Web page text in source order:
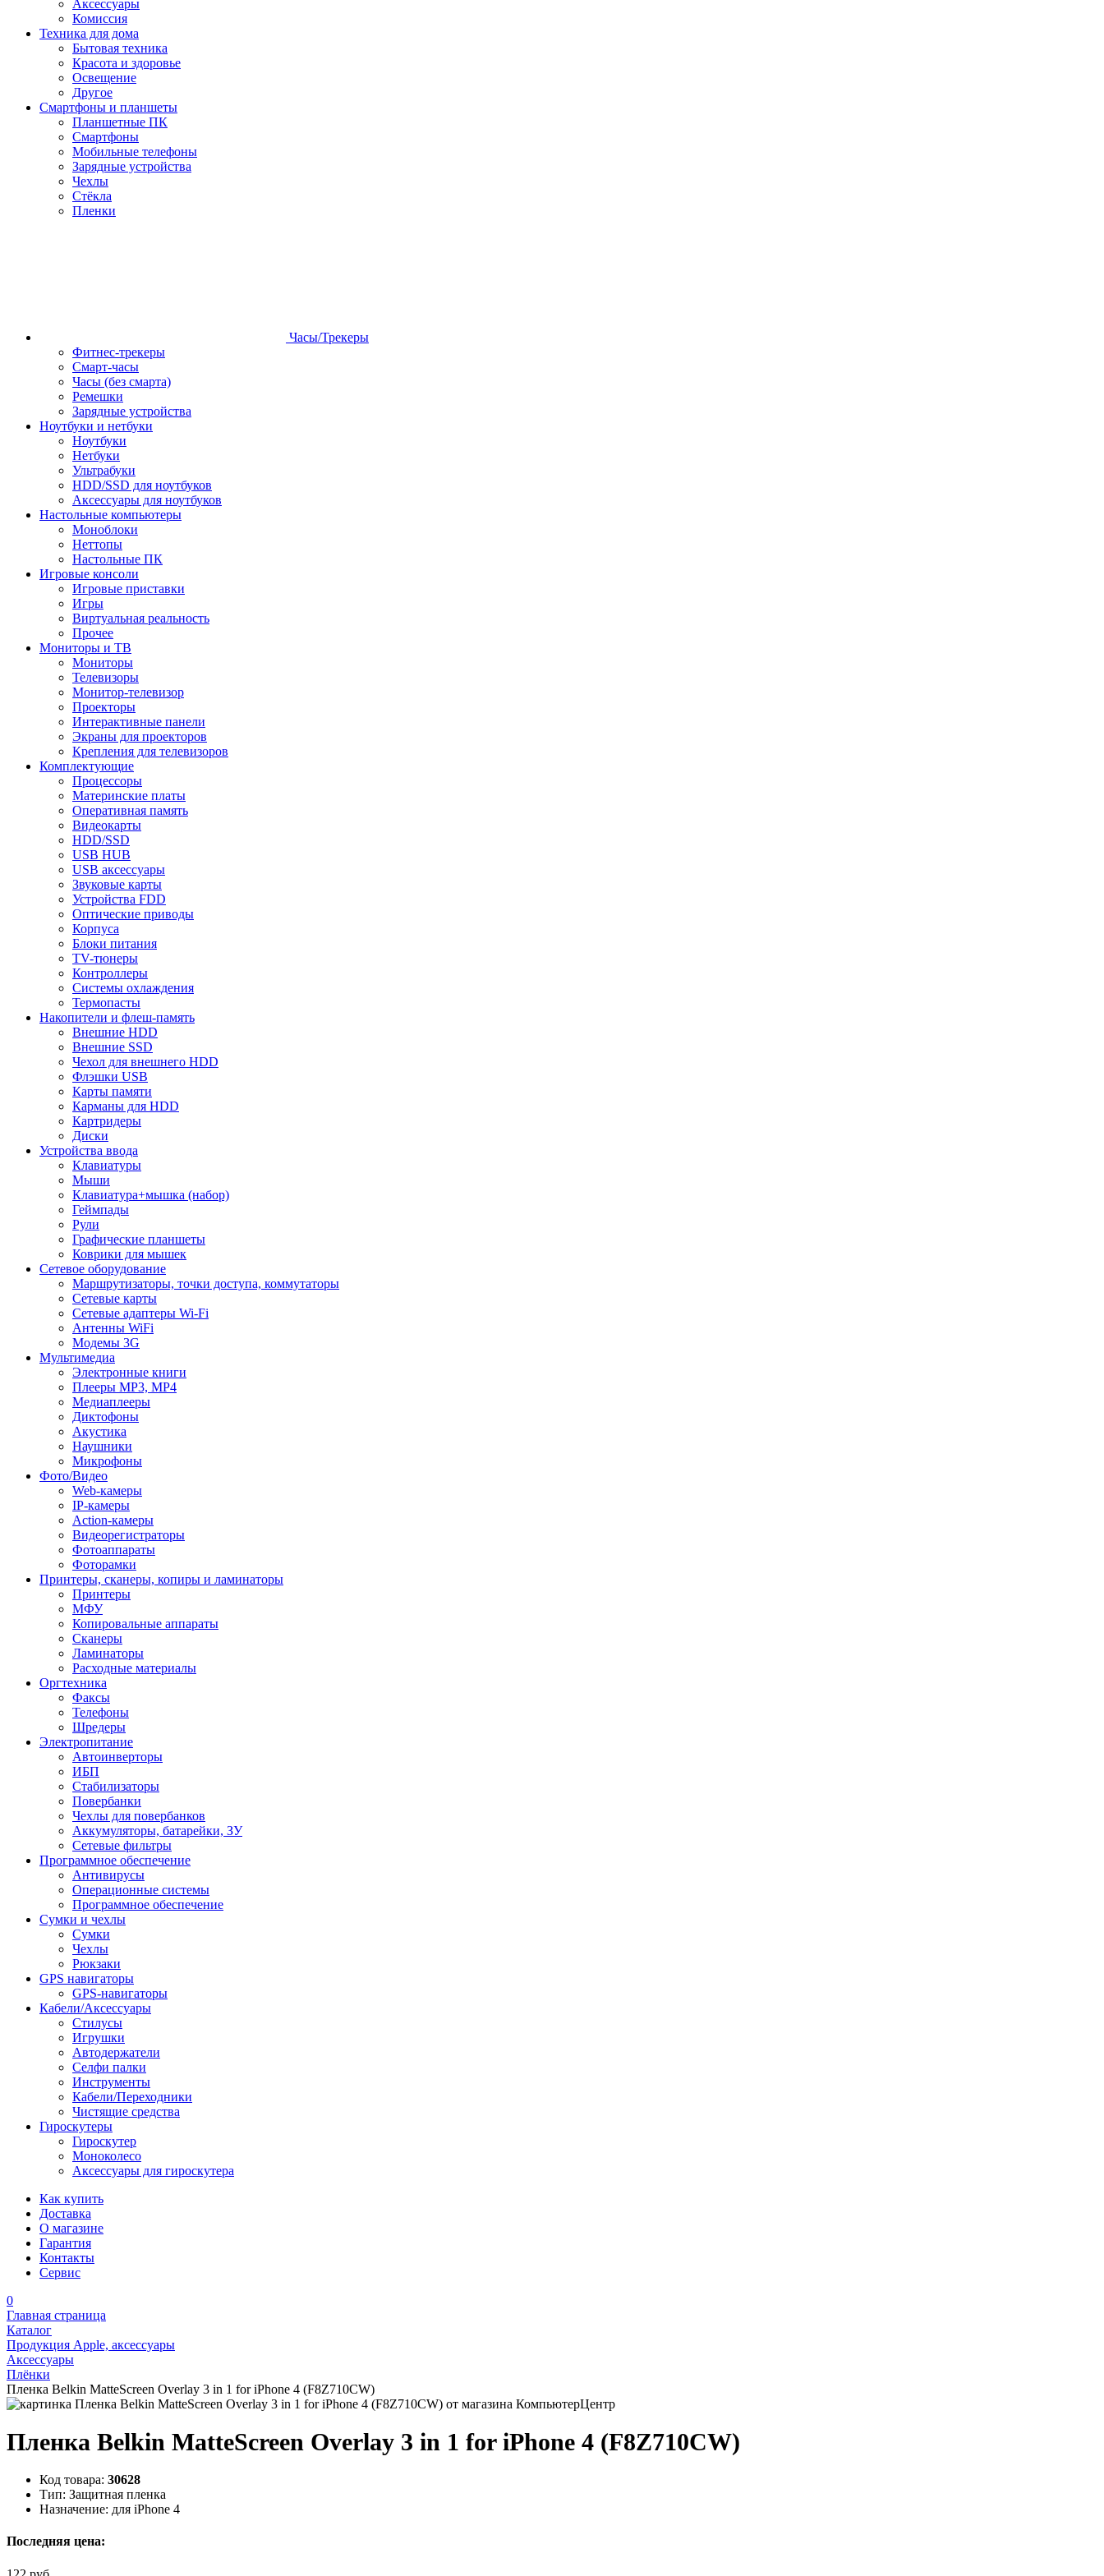
Аксессуары
Комиссия
Техника для дома
Бытовая техника
Красота и здоровье
Освещение
Другое
Смартфоны и планшеты
Планшетные ПК
Смартфоны
Мобильные телефоны
Зарядные устройства
Чехлы
Стёкла
Пленки
Часы/Трекеры
Фитнес-трекеры
Смарт-часы
Часы (без смарта)
Ремешки
Зарядные устройства
Ноутбуки и нетбуки
Ноутбуки
Нетбуки
Ультрабуки
HDD/SSD для ноутбуков
Аксессуары для ноутбуков
Настольные компьютеры
Моноблоки
Неттопы
Настольные ПК
Игровые консоли
Игровые приставки
Игры
Виртуальная реальность
Прочее
Мониторы и ТВ
Мониторы
Телевизоры
Монитор-телевизор
Проекторы
Интерактивные панели
Экраны для проекторов
Крепления для телевизоров
Комплектующие
Процессоры
Материнские платы
Оперативная память
Видеокарты
HDD/SSD
USB HUB
USB аксессуары
Звуковые карты
Устройства FDD
Оптические приводы
Корпуса
Блоки питания
TV-тюнеры
Контроллеры
Системы охлаждения
Термопасты
Накопители и флеш-память
Внешние HDD
Внешние SSD
Чехол для внешнего HDD
Флэшки USB
Карты памяти
Карманы для HDD
Картридеры
Диски
Устройства ввода
Клавиатуры
Мыши
Клавиатура+мышка (набор)
Геймпады
Рули
Графические планшеты
Коврики для мышек
Сетевое оборудование
Маршрутизаторы, точки доступа, коммутаторы
Сетевые карты
Сетевые адаптеры Wi-Fi
Антенны WiFi
Модемы 3G
Мультимедиа
Электронные книги
Плееры MP3, MP4
Медиаплееры
Диктофоны
Акустика
Наушники
Микрофоны
Фото/Видео
Web-камеры
IP-камеры
Action-камеры
Видеорегистраторы
Фотоаппараты
Фоторамки
Принтеры, сканеры, копиры и ламинаторы
Принтеры
МФУ
Копировальные аппараты
Сканеры
Ламинаторы
Расходные материалы
Оргтехника
Факсы
Телефоны
Шредеры
Электропитание
Автоинверторы
ИБП
Стабилизаторы
Повербанки
Чехлы для повербанков
Аккумуляторы, батарейки, ЗУ
Сетевые фильтры
Программное обеспечение
Антивирусы
Операционные системы
Программное обеспечение
Сумки и чехлы
Сумки
Чехлы
Рюкзаки
GPS навигаторы
GPS-навигаторы
Кабели/Аксессуары
Стилусы
Игрушки
Автодержатели
Селфи палки
Инструменты
Кабели/Переходники
Чистящие средства
Гироскутеры
Гироскутер
Моноколесо
Аксессуары для гироскутера
Как купить
Доставка
О магазине
Гарантия
Контакты
Сервис
0
Главная страница
Каталог
Продукция Apple, аксессуары
Аксессуары
Плёнки
Пленка Belkin MatteScreen Overlay 3 in 1 for iPhone 4 (F8Z710CW)
Пленка Belkin MatteScreen Overlay 3 in 1 for iPhone 4 (F8Z710CW)
Код товара: 30628
Тип: Защитная пленка
Назначение: для iPhone 4
Последняя цена: